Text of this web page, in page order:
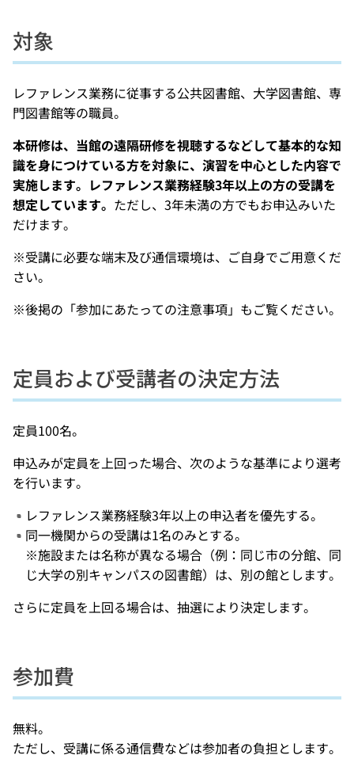
対象
レファレンス業務に従事する公共図書館、大学図書館、専
門図書館等の職員。
本研修は、当館の遠隔研修を視聴するなどして基本的な知
識を身につけている方を対象に、演習を中心とした内容で
実施します。レファレンス業務経験3年以上の方の受講を
想定しています。 ­ただし、3年未満の方でもお申込みいた
だけます。
※受講に必要な端末及び通信環境は、ご自身でご用意くだ
さい。
※後掲の「参加にあたっての注意事項」もご覧ください。
定員および受講者の決定方法
定員100名。
申込みが定員を上回った場合、次のような基準により選考
を行います。
レファレンス業務経験3年以上の申込者を優先する。
同一機関からの受講は1名のみとする。
※施設または名称が異なる場合（例：同じ市の分館、同
じ大学の別キャンパスの図書館）は、別の館とします。
さらに定員を上回る場合は、抽選により決定します。
参加費
無料。
ただし、受講に係る通信費などは参加者の負担とします。